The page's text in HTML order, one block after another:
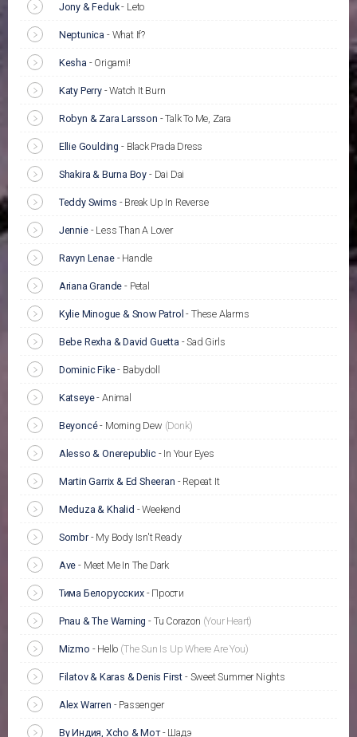
Jony & Feduk- Leto
Neptunica - What If?
Kesha - Origami!
Katy Perry-Watch It Burn
Robyn & Zara Larsson -Talk To Me, Zara
Ellie Goulding - Black Prada Dress
Shakira & Burna Boy - Dai Dai
Teddy Swims - Break Up In Reverse
Jennie- Less Than A Lover
Ravyn Lenae- Handle
Ariana Grande - Petal
Kylie Minogue & Snow Patrol - These Alarms
Bebe Rexha & David Guetta -Sad Girls
Dominic Fike- Babydoll
Katseye- Animal
Beyoncé- Morning Dew (Donk)
Alesso & Onerepublic- In Your Eyes
Martin Garrix & Ed Sheeran - Repeat It
Meduza & Khalid -Weekend
Sombr- My Body Isn't Ready
Ave - Meet Me In The Dark
Тима Белорусских- Прости
Pnau & The Warning - Tu Corazon (Your Heart)
Mizmo - Hello (The Sun Is Up Where Are You)
Filatov & Karas & Denis First - Sweet Summer Nights
Alex Warren - Passenger
By Индия, Xcho & Мот- Шадэ